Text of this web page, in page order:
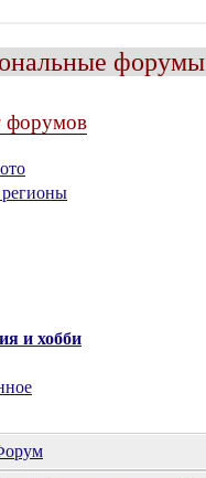
форумы
форумов
и хобби